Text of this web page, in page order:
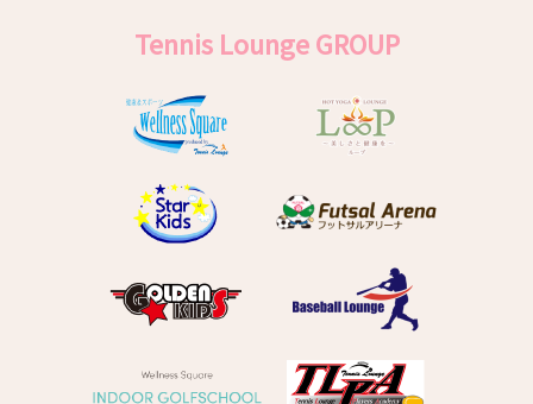
Tennis Lounge GROUP